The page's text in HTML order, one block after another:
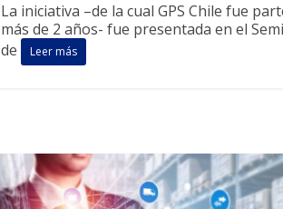
La iniciativa –de la cual GPS Chile fue
más de 2 años- fue presentada en el
de
Leer más